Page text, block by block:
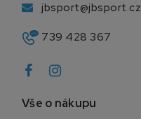
jbsport@jbsport.cz
739 428 367
Vše o nákupu